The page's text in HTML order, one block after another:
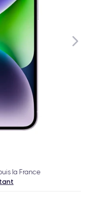
la France